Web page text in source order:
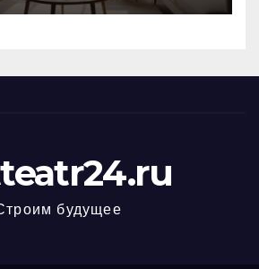
будущее